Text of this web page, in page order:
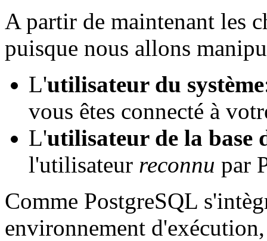
A partir de maintenant les
puisque nous allons
L'utilisateur du système
vous êtes connecté à
L'utilisateur de la base
l'utilisateur reconnu par
Comme PostgreSQL
environnement